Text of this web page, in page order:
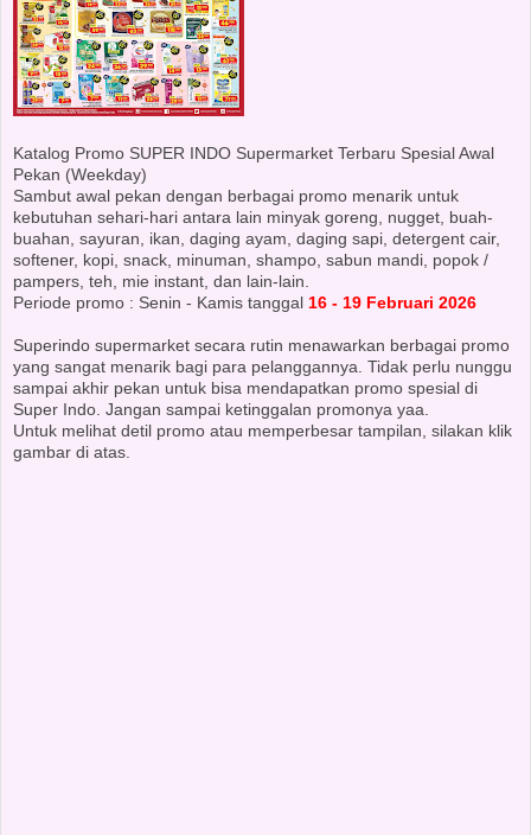
Katalog Promo SUPER INDO Supermarket Terbaru Spesial Awal
Pekan (Weekday)
Sambut awal pekan dengan berbagai promo menarik untuk
kebutuhan sehari-hari antara lain minyak goreng, nugget, buah-
buahan, sayuran, ikan, daging ayam, daging sapi, detergent cair,
softener, kopi, snack, minuman, shampo, sabun mandi, popok /
pampers, teh, mie instant, dan lain-lain.
Periode promo : Senin - Kamis tanggal 16 - 19 Februari 2026
Superindo supermarket secara rutin menawarkan berbagai promo
yang sangat menarik bagi para pelanggannya. Tidak perlu nunggu
sampai akhir pekan untuk bisa mendapatkan promo spesial di
Super Indo. Jangan sampai ketinggalan promonya yaa.
Untuk melihat detil promo atau memperbesar tampilan, silakan klik
gambar di atas.